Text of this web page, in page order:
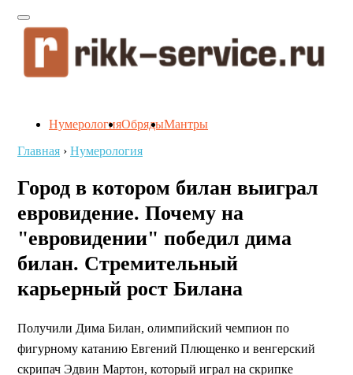
НумерологияОбрядыМантры
Главная › Нумерология
Город в котором билан выиграл
евровидение. Почему на
"евровидении" победил дима
билан. Стремительный
карьерный рост Билана
Получили Дима Билан, олимпийский чемпион по
фигурному катанию Евгений Плющенко и венгерский
скрипач Эдвин Мартон, который играл на скрипке